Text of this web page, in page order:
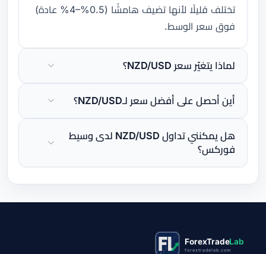
تختلف قليلًا لأنها تضيف هامشًا (0.5%–4% عادة)
فوق سعر الوسط.
لماذا يتغيّر سعر NZD/USD؟
أين أحصل على أفضل سعر لـNZD/USD؟
هل يمكنني تداول NZD/USD لدى وسيط
فوركس؟
ForexTradeLab
forextradelab.com